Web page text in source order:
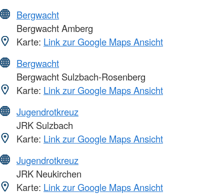
Bergwacht
Bergwacht Amberg
Karte: Link zur Google Maps Ansicht
Bergwacht
Bergwacht Sulzbach-Rosenberg
Karte: Link zur Google Maps Ansicht
Jugendrotkreuz
JRK Sulzbach
Karte: Link zur Google Maps Ansicht
Jugendrotkreuz
JRK Neukirchen
Karte: Link zur Google Maps Ansicht